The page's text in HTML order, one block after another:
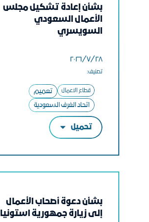
بشأن إعادة تشكيل مجلس
الأعمال السعودي
السويسري
٢٨‏/٧‏/٢٠٢٦
تصنيف:
قطاع الاعمال
تعميم
اتحاد الغرف السعودية
تحميل
بشأن دعوة أصحاب الأعمال
إلى زيارة جمهورية استونيا